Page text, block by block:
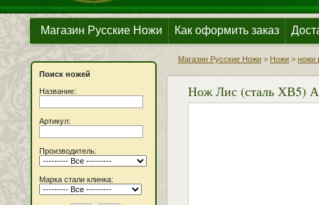
Магазин Русские Ножи Как оформить заказ
Поиск ножей
Название:
Артикул:
Производитель:
Марка стали клинка:
Магазин Русские Ножи > Ножи > ножи
Нож Лис (сталь ХВ5)